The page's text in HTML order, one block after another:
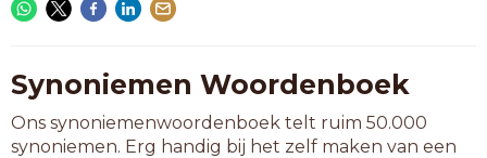
Synoniemen Woordenboek
Ons synoniemenwoordenboek telt ruim 50.000
synoniemen. Erg handig bij het zelf maken van een